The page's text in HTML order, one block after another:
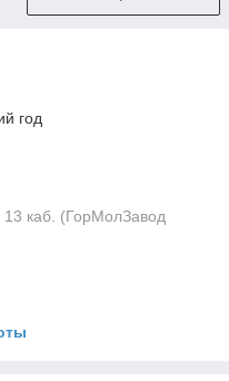
год
каб. (ГорМолЗавод